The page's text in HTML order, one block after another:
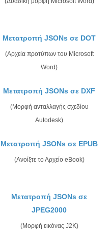
Μετατροπή JSONs σε DOT
(Αρχεία προτύπων του Microsoft
Word)
Μετατροπή JSONs σε DXF
(Μορφή ανταλλαγής σχεδίου
Autodesk)
Μετατροπή JSONs σε EPUB
(Ανοίξτε το Αρχείο eBook)
Μετατροπή JSONs σε
JPEG2000
(Μορφή εικόνας J2K)